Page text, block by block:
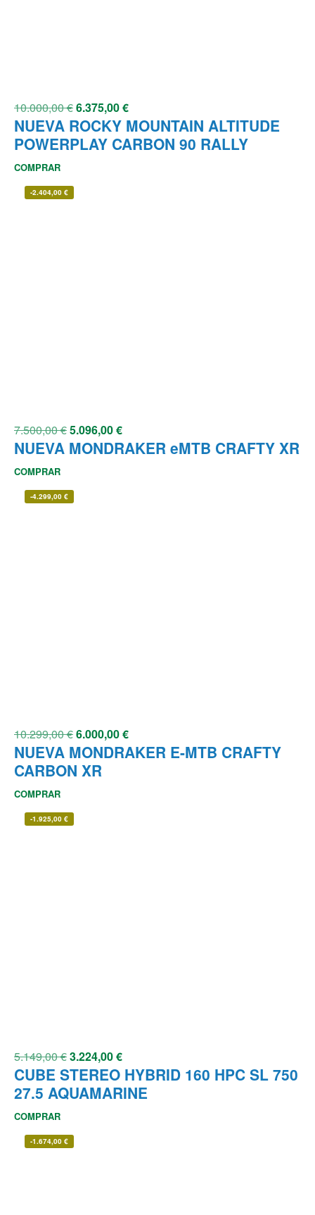
10.000,00€6.375,00€
NUEVA ROCKY MOUNTAIN ALTITUDE
POWERPLAY CARBON 90 RALLY
COMPRAR
-2.404,00 €
7.500,00€5.096,00€
NUEVA MONDRAKER eMTB CRAFTY XR
COMPRAR
-4.299,00 €
10.299,00€6.000,00€
NUEVA MONDRAKER E-MTB CRAFTY
CARBON XR
COMPRAR
-1.925,00 €
5.149,00€3.224,00€
CUBE STEREO HYBRID 160 HPC SL 750
27.5 AQUAMARINE
COMPRAR
-1.674,00 €